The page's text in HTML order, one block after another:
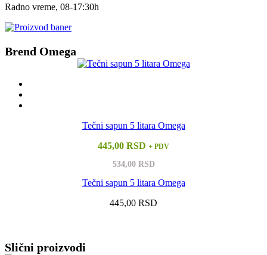
Radno vreme, 08-17:30h
Brend Omega
Tečni sapun 5 litara Omega
445,00 RSD + PDV
534,00 RSD
Tečni sapun 5 litara Omega
445,00 RSD
Slični proizvodi